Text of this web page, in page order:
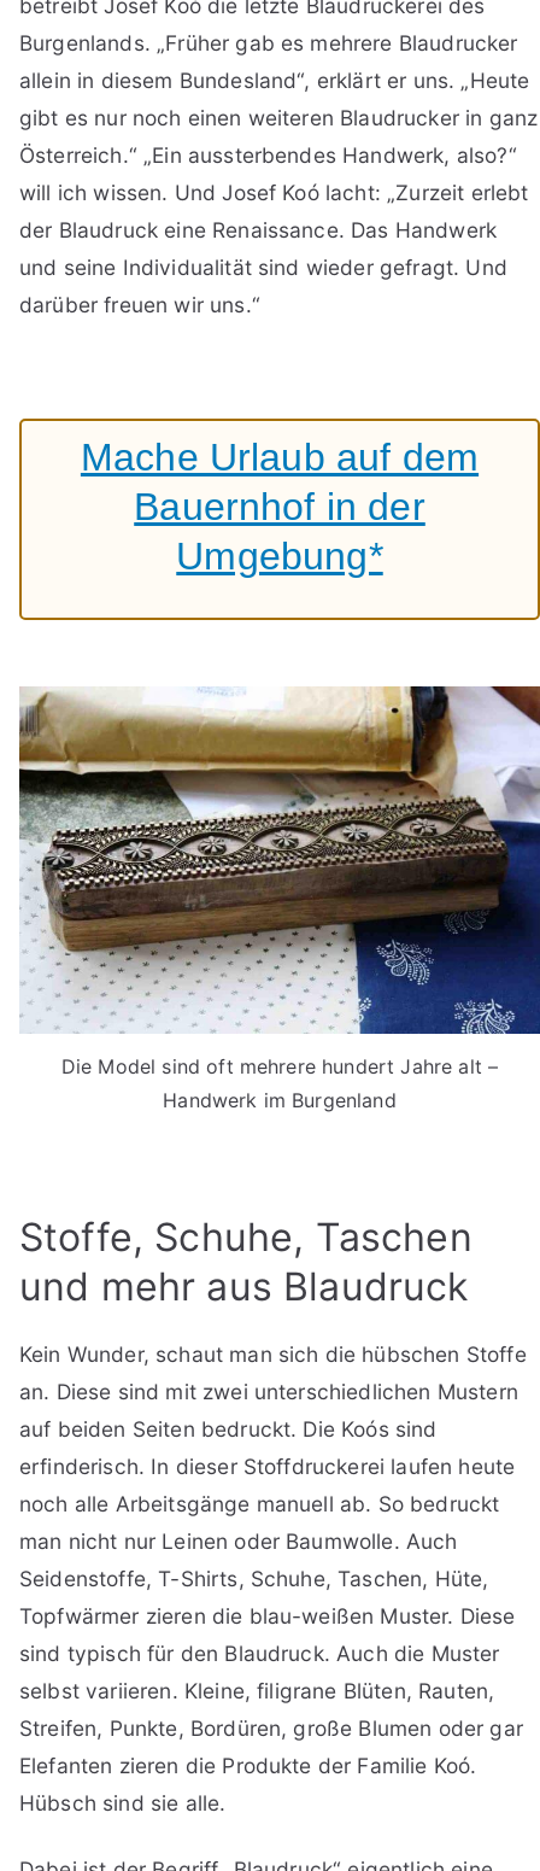
betreibt Josef Koó die letzte Blaudruckerei des
Burgenlands. „Früher gab es mehrere Blaudrucker
allein in diesem Bundesland“, erklärt er uns. „Heute
gibt es nur noch einen weiteren Blaudrucker in ganz
Österreich.“ „Ein aussterbendes Handwerk, also?“
will ich wissen. Und Josef Koó lacht: „Zurzeit erlebt
der Blaudruck eine Renaissance. Das Handwerk
und seine Individualität sind wieder gefragt. Und
darüber freuen wir uns.“
Mache Urlaub auf dem
Bauernhof in der
Umgebung*
Die Model sind oft mehrere hundert Jahre alt –
Handwerk im Burgenland
Stoffe, Schuhe, Taschen
und mehr aus Blaudruck
Kein Wunder, schaut man sich die hübschen Stoffe
an. Diese sind mit zwei unterschiedlichen Mustern
auf beiden Seiten bedruckt. Die Koós sind
erfinderisch. In dieser Stoffdruckerei laufen heute
noch alle Arbeitsgänge manuell ab. So bedruckt
man nicht nur Leinen oder Baumwolle. Auch
Seidenstoffe, T-Shirts, Schuhe, Taschen, Hüte,
Topfwärmer zieren die blau-weißen Muster. Diese
sind typisch für den Blaudruck. Auch die Muster
selbst variieren. Kleine, filigrane Blüten, Rauten,
Streifen, Punkte, Bordüren, große Blumen oder gar
Elefanten zieren die Produkte der Familie Koó.
Hübsch sind sie alle.